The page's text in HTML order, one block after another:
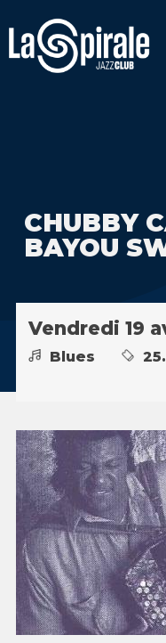
CHUBBY
BAYOU
Vendredi 19
Blues